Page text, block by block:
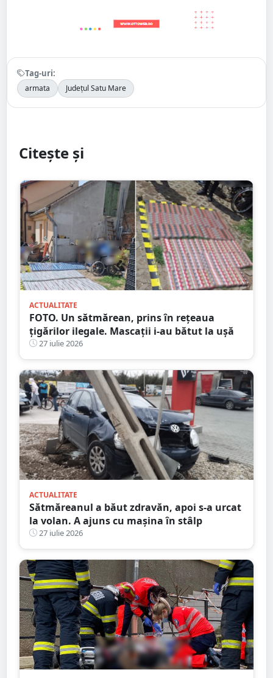
Tag-uri:
armata Județul Satu Mare
Citește și
ACTUALITATE
FOTO. Un sătmărean, prins în rețeaua
țigărilor ilegale. Mascații i-au bătut la ușă
27 iulie 2026
ACTUALITATE
Sătmăreanul a băut zdravăn, apoi s-a urcat
la volan. A ajuns cu mașina în stâlp
27 iulie 2026